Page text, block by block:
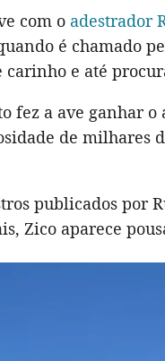
com o adestrador
é chamado
carinho e até
fez a ave ganhar o
de milhares
publicados por
Zico aparece